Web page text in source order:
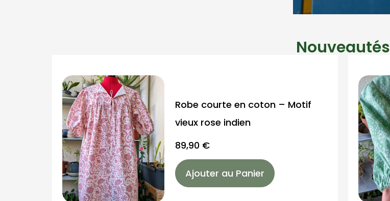
Nouveautés
Robe courte en coton – Motif
vieux rose indien
89,90 €
Ajouter au Panier